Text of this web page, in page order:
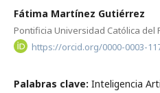
Fátima Martínez Gutiérrez
Pontificia Universidad Católica del
https://orcid.org/0000-0003-
Palabras clave: Inteligencia